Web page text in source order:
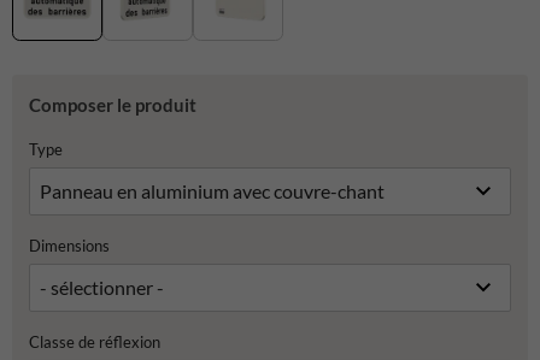
Composer le produit
Type
Dimensions
Classe de réflexion